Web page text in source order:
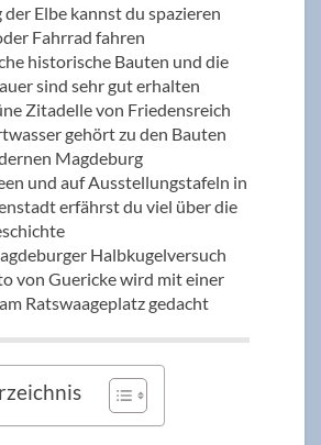
der Elbe kannst du spazieren
Fahrrad fahren
historische Bauten und die
sind sehr gut erhalten
Zitadelle von Friedensreich
gehört zu den Bauten
Magdeburg
und auf Ausstellungstafeln in
erfährst du viel über die
Halbkugelversuch
von Guericke wird mit einer
Ratswaageplatz gedacht